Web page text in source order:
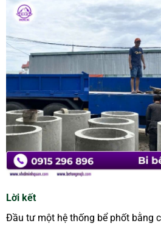
Lời kết
Đầu tư một hệ thống bể phốt bằng